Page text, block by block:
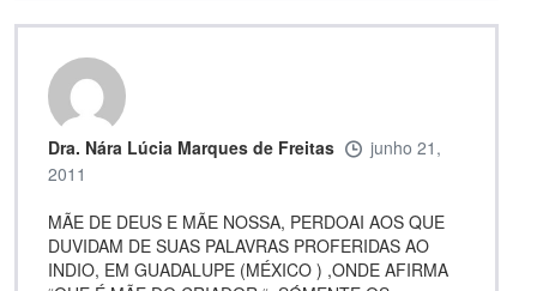
Dra. Nára Lúcia Marques de Freitas
junho 21,
2011
MÃE DE DEUS E MÃE NOSSA, PERDOAI AOS QUE
DUVIDAM DE SUAS PALAVRAS PROFERIDAS AO
INDIO, EM GUADALUPE (MÉXICO ) ,ONDE AFIRMA